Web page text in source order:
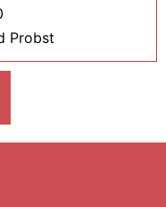
Probst